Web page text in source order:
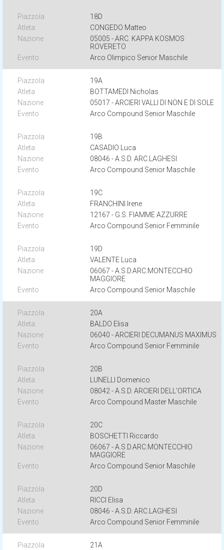
18D
CONGEDO Matteo
05005 - ARC. KAPPA KOSMOS
ROVERETO
Arco Olimpico Senior Maschile
19A
BOTTAMEDI Nicholas
05017 - ARCIERI VALLI DI NON E DI SOLE
Arco Compound Senior Maschile
19B
CASADIO Luca
08046 - A.S.D. ARC.LAGHESI
Arco Compound Senior Maschile
19C
FRANCHINI Irene
12167 - G.S. FIAMME AZZURRE
Arco Compound Senior Femminile
19D
VALENTE Luca
06067 - A.S.D.ARC.MONTECCHIO
MAGGIORE
Arco Compound Senior Maschile
20A
BALDO Elisa
06040 - ARCIERI DECUMANUS MAXIMUS
Arco Compound Senior Femminile
20B
LUNELLI Domenico
08042 - A.S.D. ARCIERI DELL'ORTICA
Arco Compound Master Maschile
20C
BOSCHETTI Riccardo
06067 - A.S.D.ARC.MONTECCHIO
MAGGIORE
Arco Compound Senior Maschile
20D
RICCI Elisa
08046 - A.S.D. ARC.LAGHESI
Arco Compound Senior Femminile
21A